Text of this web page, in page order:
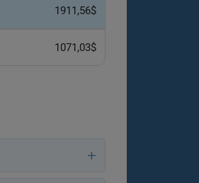
1911,56$
1071,03$